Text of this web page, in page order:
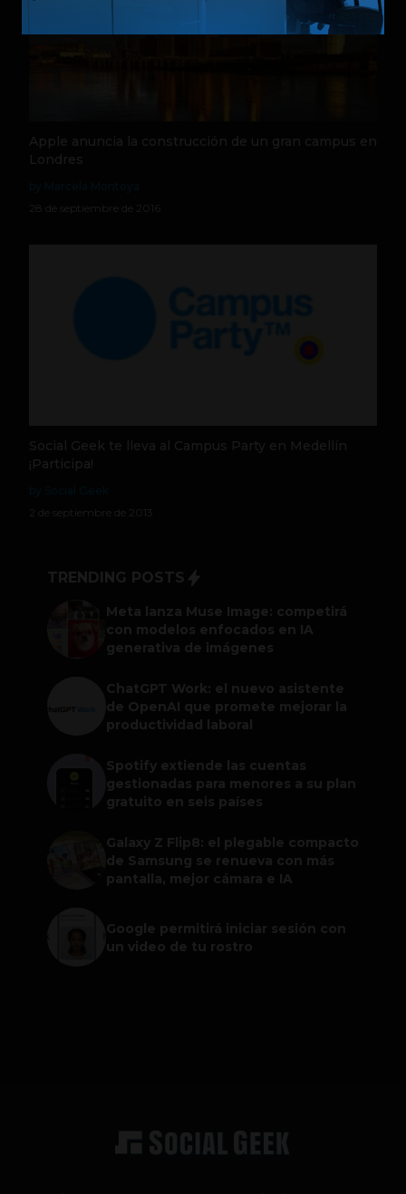
Apple anuncia la construcción de un gran campus en
Londres
28 de septiembre de 2016
Social Geek te lleva al Campus Party en Medellín
¡Participa!
2 de septiembre de 2013
TRENDING POSTS
Meta lanza Muse Image: competirá
con modelos enfocados en IA
generativa de imágenes
ChatGPT Work: el nuevo asistente
de OpenAI que promete mejorar la
productividad laboral
Spotify extiende las cuentas
gestionadas para menores a su plan
gratuito en seis países
Galaxy Z Flip8: el plegable compacto
de Samsung se renueva con más
pantalla, mejor cámara e IA
Google permitirá iniciar sesión con
un video de tu rostro